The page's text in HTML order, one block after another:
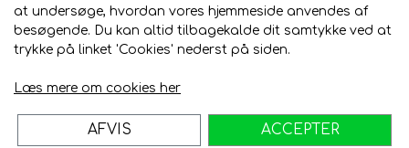
Over 200 cm bred - KUN Afhentning i Horsens
AFHENTNING I HORSENS - GRATIS
at undersøge, hvordan vores hjemmeside anvendes af
besøgende. Du kan altid tilbagekalde dit samtykke ved at
trykke på linket 'Cookies' nederst på siden.
Læs mere om cookies her
AFVIS ACCEPTER